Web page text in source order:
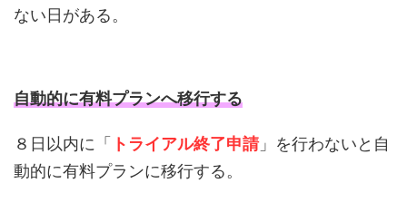
ない日がある。
自動的に有料プランへ移行する
８日以内に「 トライアル終了申請」を行わないと自
動的に有料プランに移行する。